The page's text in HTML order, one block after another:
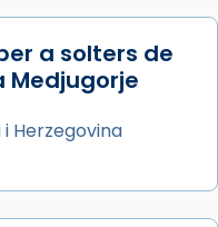
a solters de
Medjugorje
i Herzegovina